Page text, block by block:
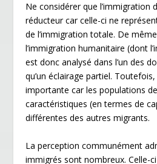
Ne considérer que l’immigration
réducteur car celle-ci ne
de l’immigration totale. De
l’immigration humanitaire (dont
est donc analysé dans l’un des
qu’un éclairage partiel.
importante car les populations
caractéristiques (en termes de
différentes des autres migrants.
La perception communément
immigrés sont nombreux. Celle-